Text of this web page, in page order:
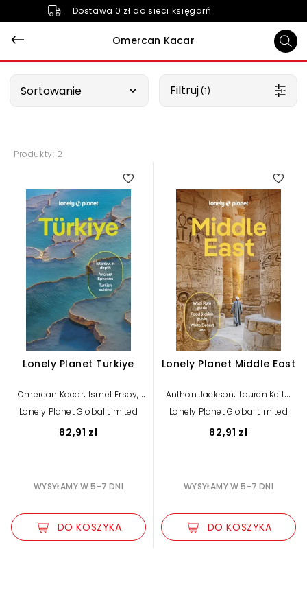
Dostawa 0 zł do sieci księgarń
Omercan Kacar
Sortowanie Filtruj (1)
Produkty: 2
Lonely Planet Turkiye
Omercan Kacar, Ismet Ersoy,
Jennifer Hattam, Owen Morton
Mark Elliott, Steve Fallon,
Virginia Maxwell, Lonely Planet
Lonely Planet Global Limited
82,91 zł
WYSYŁAMY W 5-7 DNI
DO KOSZYKA
Lonely Planet Middle East
Anthon Jackson, Lauren Keith,
Omercan Kacar, Ismet Ersoy
Jennifer Hattam,Mark Elliott,
Steve Fallon ,Paula Hardy
Jenny Walker
Lonely Planet Global Limited
82,91 zł
WYSYŁAMY W 5-7 DNI
DO KOSZYKA